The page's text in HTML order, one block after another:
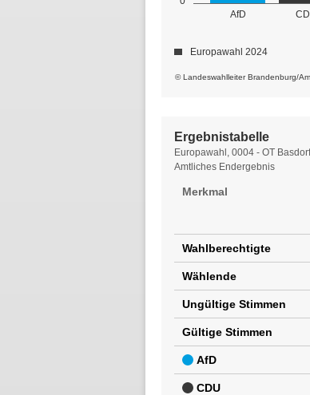
AfD
© Landeswahlleiter Brandenburg/
Europawahl 2024
Ergebnistabelle
Ergebnistabelle
Europawahl, 0004 - OT
Amtliches Endergebnis
Merkmal
Wahlberechtigte
Wählende
Ungültige Stimmen
Gültige Stimmen
AfD
CDU